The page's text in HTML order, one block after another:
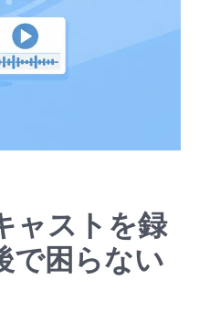
ャストを録
で困らない